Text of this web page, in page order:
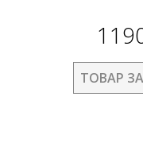
ТОВАР